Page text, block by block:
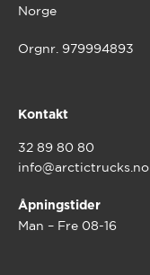
Norge
Orgnr. 979994893
Kontakt
32 89 80 80
info@arctictrucks.no
Åpningstider
Man – Fre 08-16